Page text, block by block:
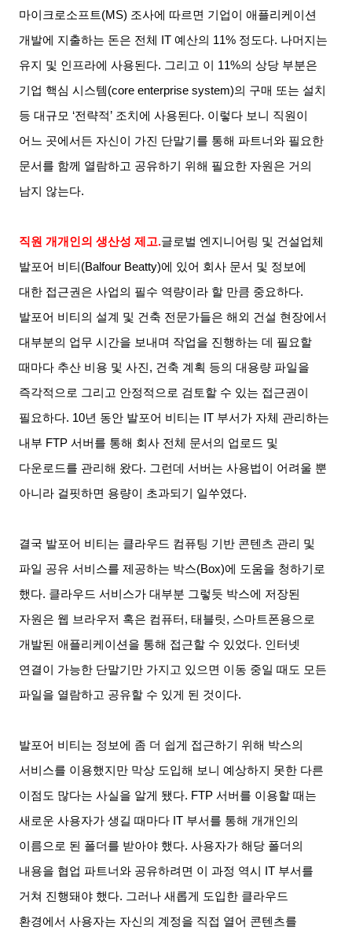
마이크로소프트(MS) 조사에 따르면 기업이 애플리케이션
개발에 지출하는 돈은 전체
IT예산의 11% 정도다. 나머지는
유지 및 인프라에 사용된다. 그리고 이 11%의 상당 부분은
기업 핵심 시스템(core enterprise system)의 구매 또는 설치
등 대규모 ‘전략적’ 조치에 사용된다. 이렇다 보니 직원이
어느 곳에서든 자신이 가진 단말기를 통해 파트너와 필요한
문서를 함께 열람하고 공유하기 위해 필요한 자원은 거의
남지 않는다.
직원 개개인의 생산성 제고.글로벌 엔지니어링 및 건설업체
발포어 비티 (Balfour Beatty)에 있어 회사 문서 및 정보에
대한 접근권은 사업의 필수 역량이라 할 만큼 중요하다.
발포어 비티의 설계 및 건축 전문가들은 해외 건설 현장에서
대부분의 업무 시간을 보내며 작업을 진행하는 데 필요할
때마다 추산 비용 및 사진, 건축 계획 등의 대용량 파일을
즉각적으로 그리고 안정적으로 검토할 수 있는 접근권이
필요하다. 10년 동안 발포어 비티는 IT 부서가 자체 관리하는
내부 FTP서버를 통해 회사 전체 문서의 업로드 및
다운로드를 관리해 왔다. 그런데 서버는 사용법이 어려울 뿐
아니라 걸핏하면 용량이 초과되기 일쑤였다.
결국 발포어 비티는 클라우드 컴퓨팅 기반 콘텐츠 관리 및
파일 공유 서비스를 제공하는 박스(Box)에 도움을 청하기로
했다. 클라우드 서비스가 대부분 그렇듯 박스에 저장된
자원은 웹 브라우저 혹은 컴퓨터 ,태블릿, 스마트폰용으로
개발된 애플리케이션을 통해 접근할 수 있었다. 인터넷
연결이 가능한 단말기만 가지고 있으면 이동 중일 때도 모든
파일을 열람하고 공유할 수 있게 된 것이다.
발포어 비티는 정보에 좀 더 쉽게 접근하기 위해 박스의
서비스를 이용했지만 막상 도입해 보니 예상하지 못한 다른
이점도 많다는 사실을 알게 됐다. FTP서버를 이용할 때는
새로운 사용자가 생길 때마다 IT 부서를 통해 개개인의
이름으로 된 폴더를 받아야 했다.사용자가 해당 폴더의
내용을 협업 파트너와 공유하려면 이 과정 역시
IT 부서를
거쳐 진행돼야 했다. 그러나 새롭게 도입한 클라우드
환경에서 사용자는 자신의 계정을 직접 열어 콘텐츠를